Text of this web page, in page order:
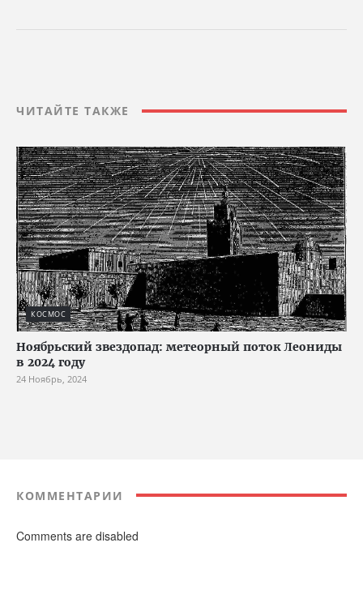
ЧИТАЙТЕ ТАКЖЕ
КОСМОС
Ноябрьский звездопад: метеорный поток Леониды
в 2024 году
24 Ноябрь, 2024
КОММЕНТАРИИ
Comments are disabled